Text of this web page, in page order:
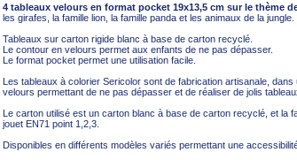
4 tableaux velours en format pocket 19x13,5 cm sur le thème
les girafes, la famille lion, la famille panda et les animaux de la jungle.
Tableaux sur carton rigide blanc à base de carton recyclé.
Le contour en velours permet aux enfants de ne pas dépasser.
Le format pocket permet une utilisation facile.
Les tableaux à colorier Sericolor sont de fabrication artisanale,
velours permettant de ne pas dépasser et de réaliser de jolis
Le carton utilisé est un carton blanc à base de carton recyclé, et la
jouet EN71 point 1,2,3.
Disponibles en différents modèles variés permettant une